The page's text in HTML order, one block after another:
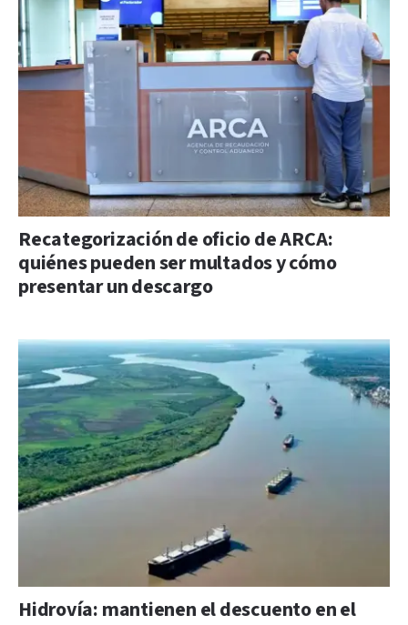
Recategorización de oficio de ARCA:
quiénes pueden ser multados y cómo
presentar un descargo
Hidrovía: mantienen el descuento en el